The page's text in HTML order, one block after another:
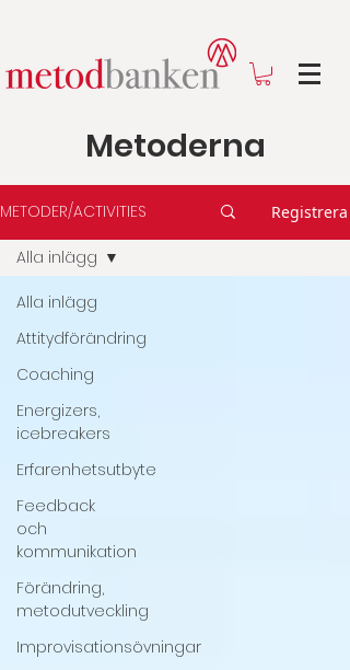
Metoderna
METODER/ACTIVITIES Registrera
Alla inlägg
Attitydförändring
Coaching
Energizers,
icebreakers
Erfarenhetsutbyte
Feedback
och
kommunikation
Förändring,
metodutveckling
Improvisationsövningar
Alla inlägg